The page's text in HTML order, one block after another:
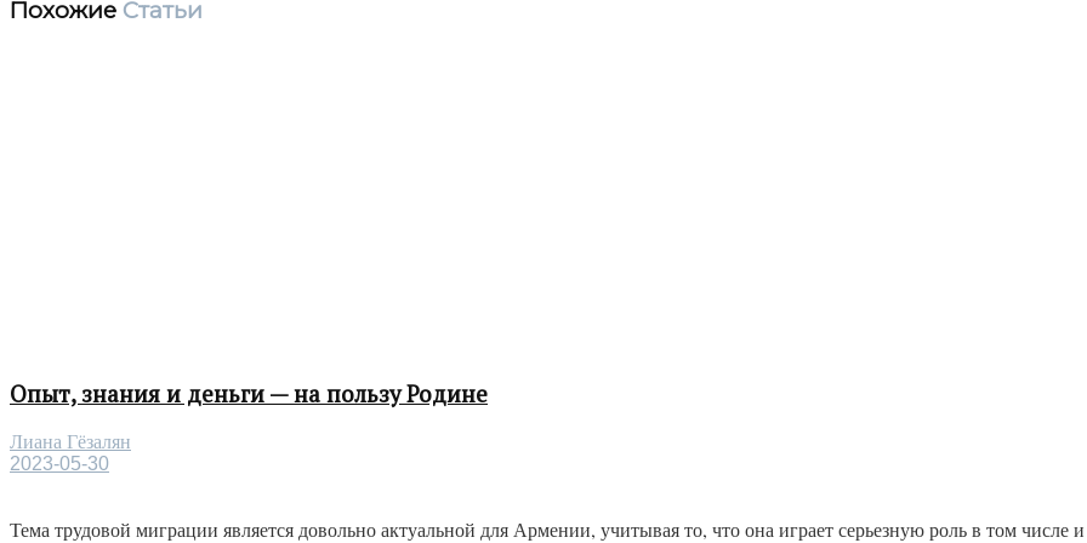
Похожие Статьи
Опыт, знания и деньги — на пользу Родине
Лиана Гёзалян
2023-05-30
Тема трудовой миграции является довольно актуальной для Армении, учитывая то, что она играет серьезную роль в том числе